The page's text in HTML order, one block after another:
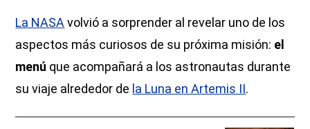
La NASA volvió a sorprender al revelar uno de los
aspectos más curiosos de su próxima misión: el
menú que acompañará a los astronautas durante
su viaje alrededor de la Luna en Artemis II.